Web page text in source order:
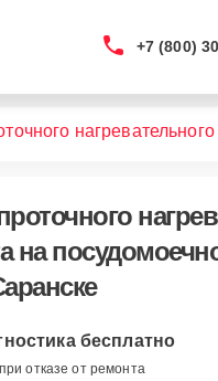
+7 (800)
на
бесплатно
отказе от ремонта